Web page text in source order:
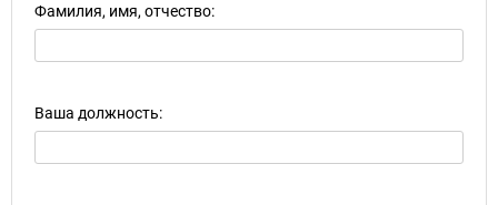
Фамилия, имя, отчество:
Ваша должность: